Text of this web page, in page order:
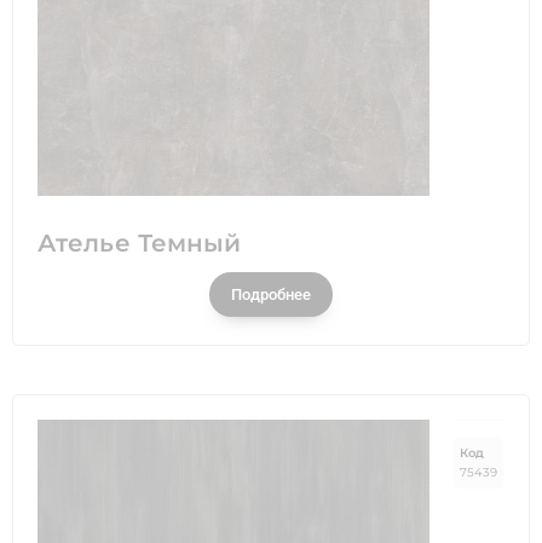
Ателье Темный
Подробнее
Код
75439